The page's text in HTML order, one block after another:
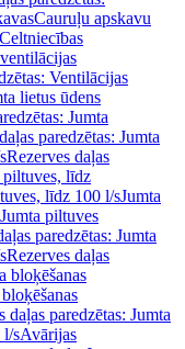
Cauruļu apskavu
Celtniecības
Ventilācijas
lietus ūdens
Jumta
paredzētas: Jumta
Rezerves daļas
piltuves, līdz
līdz 100 l/sJumta
piltuves
paredzētas: Jumta
Rezerves daļas
bloķēšanas
daļas paredzētas: Jumta
l/sAvārijas